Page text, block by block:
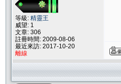
等級: 精靈王
威望: 1
文章: 306
註冊時間: 2009-08-06
最近來訪: 2017-10-20
離線